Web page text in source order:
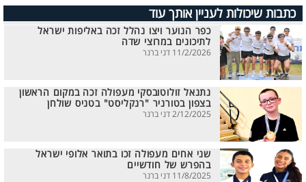
כתבות שיכולות לעניין אותך עוד
כפר הנוער ויצו נהלל זכה באליפות ישראל
לתיכונים במרוצי שדה
11/2/2026 דני ברנר
נתנאל זולוטובסקי מעפולה זכה במקום הראשון
בצפון בטורניר "רנקליסט" בטניס שולחן
2/12/2025 דני ברנר
שני אחים מעפולה זכו בתואר אלופי ישראל
בהפרש של חודשיים
11/8/2025 דני ברנר